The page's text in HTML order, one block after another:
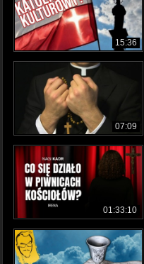
15:36
07:09
01:33:10